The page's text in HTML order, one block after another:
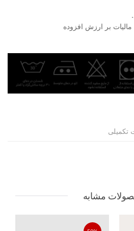
ها با احتساب 10 % مالیات بر ارزش افزوده
تکمیلی
مشابه